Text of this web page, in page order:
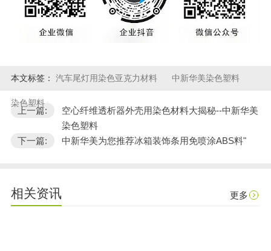
本文标签： 汽车尾灯用染色亚克力材料 中新华美染色塑料
染色塑料
上一篇:
空心纤维透析器外壳用染色材料大揭秘--中新华美
染色塑料
下一篇:
中新华美为您推荐冰箱装饰条用免喷涂ABS料"
相关资讯 更多